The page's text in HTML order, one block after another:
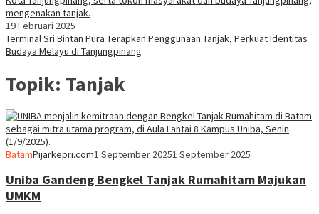
19 Februari 2025
Terminal Sri Bintan Pura Terapkan Penggunaan Tanjak, Perkuat Identitas
Budaya Melayu di Tanjungpinang
Topik: Tanjak
BatamPijarkepri.com1 September 20251 September 2025
Uniba Gandeng Bengkel Tanjak Rumahitam Majukan
UMKM